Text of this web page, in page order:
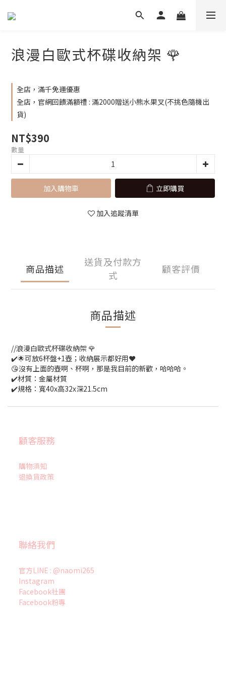
浪漫白歐式杯碟收納架 🌹
全店，滿千免運優惠
全店，官網回饋滿額禮 : 滿2000贈送小熊水果叉(不挑色隨機出
貨)
NT$390
數量
加入購物車 立即購買
加入追蹤清單
商品描述
送貨及付款方
式
顧客評價
商品描述
//浪漫白歐式杯碟收納架 🌹
✔️🌟可放6杯盤+1壺；收納展示都好用❤️
😘沒有上面的壺啊、杯啊，那是我目前的新歡，哈哈哈。
✔️材質：金屬材質
✔️規格：寬40x高32x深21.5cm
顧客服務
購物須知
退換貨政策
聯絡我們
官方LINE : @naomi265
Instagram
Facebook社團
Facebook粉專